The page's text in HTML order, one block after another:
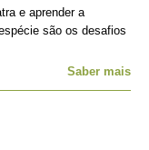
e aprender a
são os desafios
Saber mais